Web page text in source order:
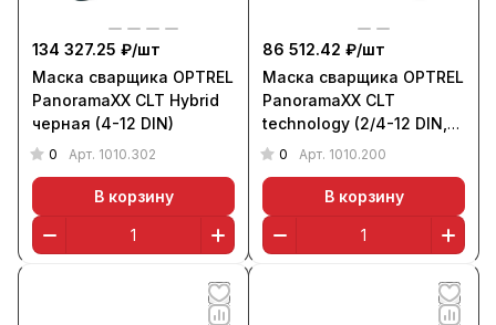
134 327.25 ₽/шт
Маска сварщика OPTREL
PanoramaXX CLT Hybrid
черная (4-12 DIN)
0 Арт. 1010.302
В корзину
86 512.42 ₽/шт
Маска сварщика OPTREL
PanoramaXX CLT
technology (2/4-12 DIN,
черная)
0 Арт. 1010.200
В корзину